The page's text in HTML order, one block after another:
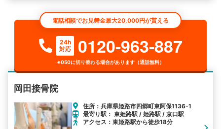
電話相談でお見舞金最大20,000円が貰える
24h
対応
0120-963-887
※050に切り替わる場合があります（通話無料）
岡田接骨院
住所：兵庫県姫路市四郷町東阿保1136-1
最寄り駅： 東姫路駅 / 姫路駅 / 京口駅
アクセス：東姫路駅から徒歩18分